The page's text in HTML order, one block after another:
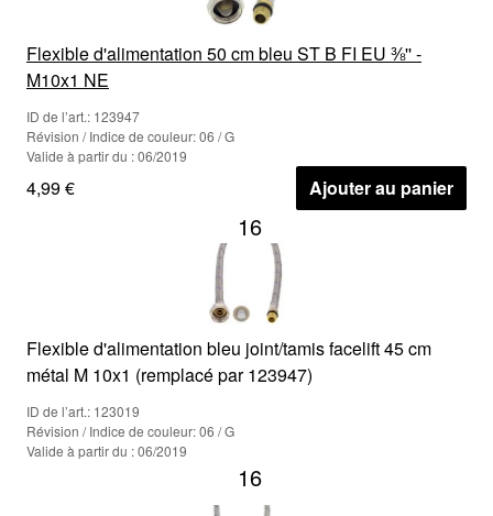
Flexible d'alimentation 50 cm bleu ST B FI EU ⅜'' -
M10x1 NE
ID de l’art.: 123947
Révision / Indice de couleur: 06 / G
Valide à partir du : 06/2019
4,99 € Ajouter au panier
16
Flexible d'alimentation bleu joint/tamis facelift 45 cm
métal M 10x1 (remplacé par 123947)
ID de l’art.: 123019
Révision / Indice de couleur: 06 / G
Valide à partir du : 06/2019
16